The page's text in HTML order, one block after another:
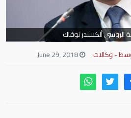
الروسي ألكسندر نوفاك
- وكالات
June 29, 2018